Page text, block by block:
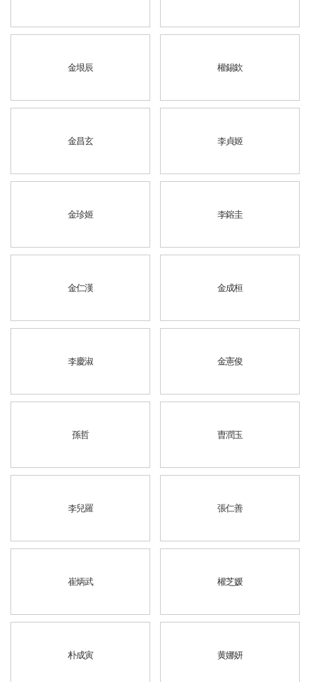
金垠辰 權錫欽
金昌玄 李貞姬
金珍姬 李鎔圭
金仁漢 金成桓
李慶淑 金憲俊
孫哲 曺潤玉
李兒羅 張仁善
崔炳武 權芝媛
朴成寅 黄娜妍